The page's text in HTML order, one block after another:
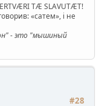
TÆ SLAVUTÆT!
«сатем», і не
- это "мышиный
#28